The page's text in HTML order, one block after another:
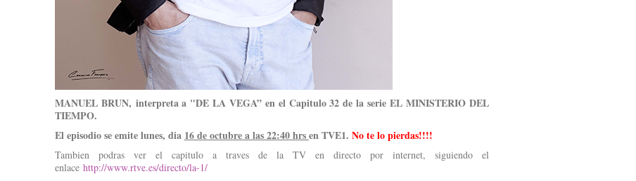
MANUEL BRUN, interpreta a "DE LA VEGA” en el Capitulo 32 de la serie EL MINISTERIO DEL
TIEMPO.
El episodio se emite lunes, dia 16 de octubre a las 22:40 hrsen TVE1. No te lo pierdas!!!!
Tambien podras ver el capitulo a traves de la TV en directo por internet, siguiendo el
enlace http://www.rtve.es/directo/la-1/